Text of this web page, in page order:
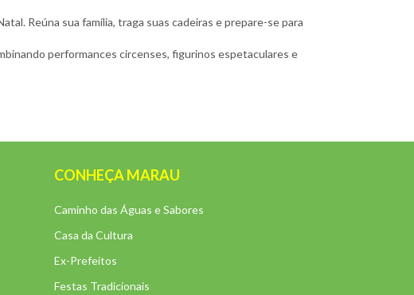
Reúna sua família, traga suas cadeiras e prepare-se para
performances circenses, figurinos espetaculares e
CONHEÇA MARAU
Caminho das Águas e Sabores
Casa da Cultura
Ex-Prefeitos
Festas Tradicionais